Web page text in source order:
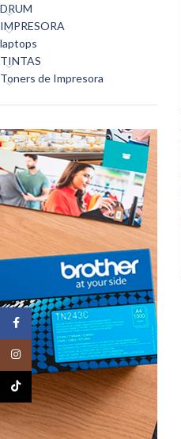
DRUM
IMPRESORA
laptops
TINTAS
Toners de Impresora
Facebook
Instagram
TikTok